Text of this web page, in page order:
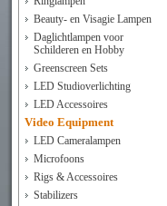
Beauty- en Visagie Lampen
Daglichtlampen voor
Schilderen en Hobby
Greenscreen Sets
LED Studioverlichting
LED Accessoires
Video Equipment
LED Cameralampen
Microfoons
Rigs & Accessoires
Stabilizers